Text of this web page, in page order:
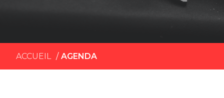
ACCUEIL AGENDA